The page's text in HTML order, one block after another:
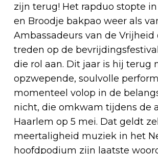
zijn terug! Het rapduo stopte
en Broodje bakpao weer als
Ambassadeurs van de
treden op de
die rol aan. Dit jaar is hij terug
opzwepende, soulvolle
momenteel volop in de
nicht, die omkwam tijdens de
Haarlem op 5 mei. Dat geldt
meertaligheid muziek in het
hoofdpodium zijn laatste